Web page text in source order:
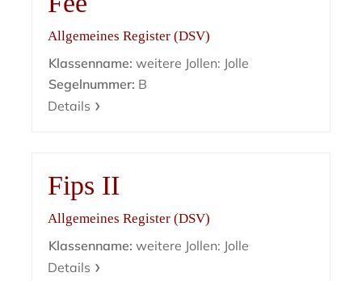
Allgemeines Register (DSV)
Klassenname: weitere Jollen: Jolle
Segelnummer: B
Details
Fips II
Allgemeines Register (DSV)
Klassenname: weitere Jollen: Jolle
Details